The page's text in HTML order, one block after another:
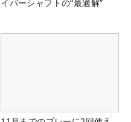
イバーシャフトの“最適解”